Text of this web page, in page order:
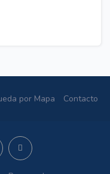
por Mapa Contacto